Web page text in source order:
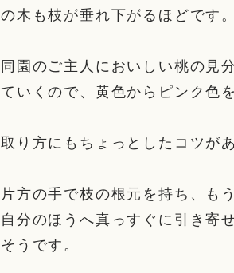
の木も枝が垂れ下がるほどです。
同園のご主人においしい桃の見
ていくので、黄色からピンク色
取り方にもちょっとしたコツが
片方の手で枝の根元を持ち、も
自分のほうへ真っすぐに引き寄
そうです。